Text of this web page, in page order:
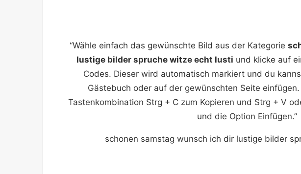
“Wähle einfach das gewünschte Bild aus der Kategorie
lustige bilder spruche witze echt lusti und klicke auf
Codes. Dieser wird automatisch markiert und du
Gästebuch oder auf der gewünschten Seite
Tastenkombination Strg + C zum Kopieren und Strg + V
und die Option Einfügen.”
schonen samstag wunsch ich dir lustige bilder